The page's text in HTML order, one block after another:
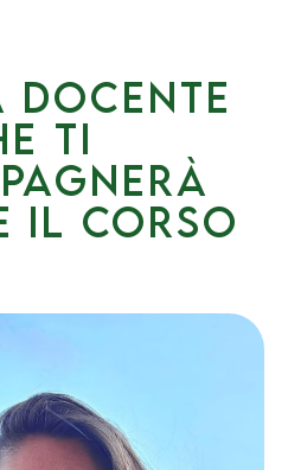
docente
ti
il corso